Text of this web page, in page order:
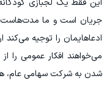
این فقط یک لجبازی
جریان است و ما مدت‌هاست
ادعاهایمان را توجیه می‌کند
می‌خواهند افکار عمومی را
شدن به شرکت سهامی عام،